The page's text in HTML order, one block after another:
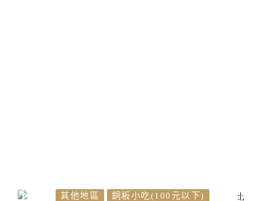
其他地區 銅板小吃(100元以下)